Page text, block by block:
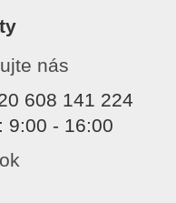
nás
608 141 224
9:00 - 16:00